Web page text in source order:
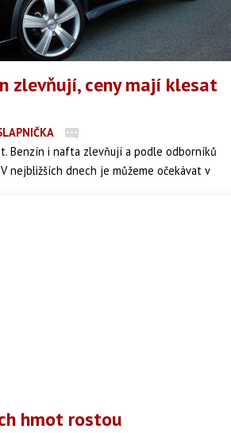
zlevňují, ceny mají klesat
Benzín i nafta zlevňují a podle odborníků
nejbližších dnech je můžeme očekávat v
hmot rostou